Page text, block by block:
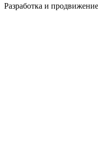
Разработка и